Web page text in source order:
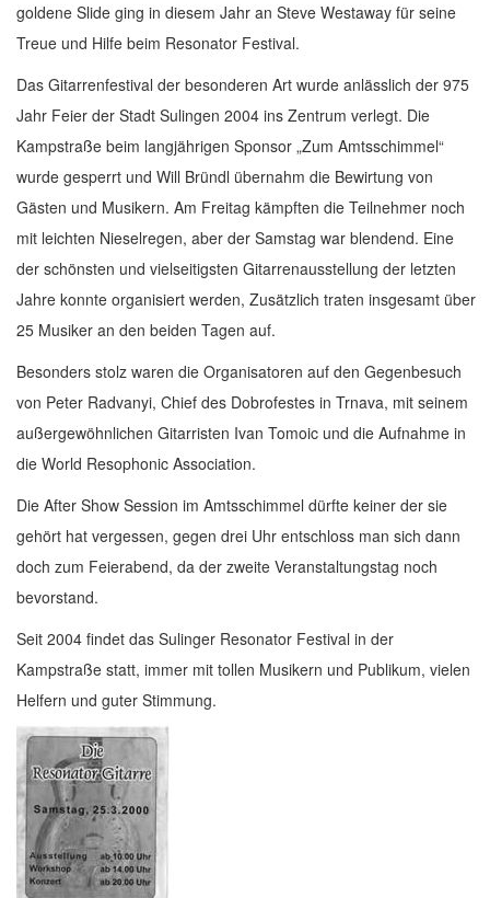
goldene Slide ging in diesem Jahr an Steve Westaway für seine
Treue und Hilfe beim Resonator Festival.
Das Gitarrenfestival der besonderen Art wurde anlässlich der 975
Jahr Feier der Stadt Sulingen 2004 ins Zentrum verlegt. Die
Kampstraße beim langjährigen Sponsor „Zum Amtsschimmel“
wurde gesperrt und Will Bründl übernahm die Bewirtung von
Gästen und Musikern. Am Freitag kämpften die Teilnehmer noch
mit leichten Nieselregen, aber der Samstag war blendend. Eine
der schönsten und vielseitigsten Gitarrenausstellung der letzten
Jahre konnte organisiert werden, Zusätzlich traten insgesamt über
25 Musiker an den beiden Tagen auf.
Besonders stolz waren die Organisatoren auf den Gegenbesuch
von Peter Radvanyi, Chief des Dobrofestes in Trnava, mit seinem
außergewöhnlichen Gitarristen Ivan Tomoic und die Aufnahme in
die World Resophonic Association.
Die After Show Session im Amtsschimmel dürfte keiner der sie
gehört hat vergessen, gegen drei Uhr entschloss man sich dann
doch zum Feierabend, da der zweite Veranstaltungstag noch
bevorstand.
Seit 2004 findet das Sulinger Resonator Festival in der
Kampstraße statt, immer mit tollen Musikern und Publikum, vielen
Helfern und guter Stimmung.